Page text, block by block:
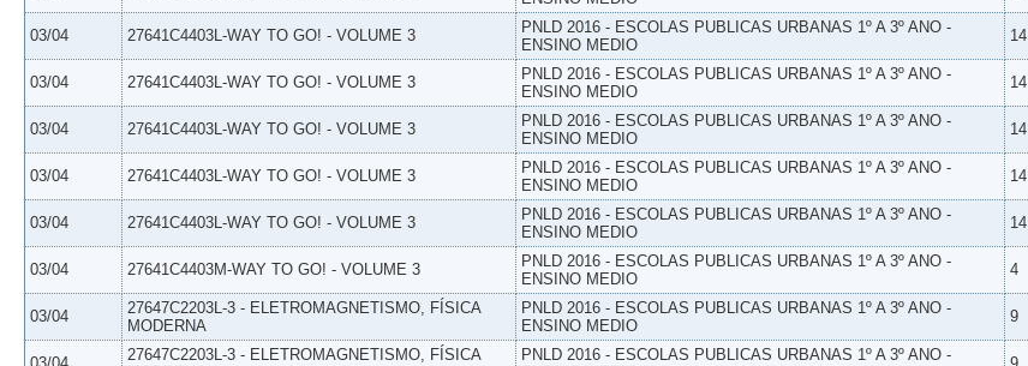
03/04 27641C4403L-WAY TO GO! - VOLUME 3
PNLD 2016 - ESCOLAS PUBLICAS URBANAS 1º A 3º ANO -
ENSINO MEDIO
14
03/04 27641C4403L-WAY TO GO! - VOLUME 3
PNLD 2016 - ESCOLAS PUBLICAS URBANAS 1º A 3º ANO -
ENSINO MEDIO
14
03/04 27641C4403L-WAY TO GO! - VOLUME 3
PNLD 2016 - ESCOLAS PUBLICAS URBANAS 1º A 3º ANO -
ENSINO MEDIO
14
03/04 27641C4403L-WAY TO GO! - VOLUME 3
PNLD 2016 - ESCOLAS PUBLICAS URBANAS 1º A 3º ANO -
ENSINO MEDIO
14
03/04 27641C4403L-WAY TO GO! - VOLUME 3
PNLD 2016 - ESCOLAS PUBLICAS URBANAS 1º A 3º ANO -
ENSINO MEDIO
14
03/04 27641C4403M-WAY TO GO! - VOLUME 3
PNLD 2016 - ESCOLAS PUBLICAS URBANAS 1º A 3º ANO -
ENSINO MEDIO
4
03/04
27647C2203L-3 - ELETROMAGNETISMO, FÍSICA
MODERNA
PNLD 2016 - ESCOLAS PUBLICAS URBANAS 1º A 3º ANO -
ENSINO MEDIO
9
27647C2203L-3 - ELETROMAGNETISMO, FÍSICA
PNLD 2016 - ESCOLAS PUBLICAS URBANAS 1º A 3º ANO -